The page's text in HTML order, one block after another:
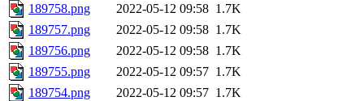
189758.png
2022-05-12 09:58 1.7K
189757.png
2022-05-12 09:58 1.7K
189756.png
2022-05-12 09:58 1.7K
189755.png
2022-05-12 09:57 1.7K
189754.png
2022-05-12 09:57 1.7K